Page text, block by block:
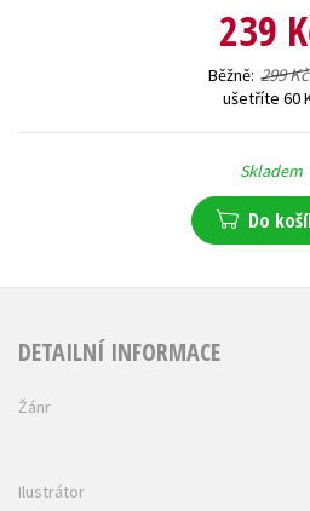
239
Běžně 299 Kč
ušetříte 60
Skladem
Do
DETAILNÍ INFORMACE
Žánr
Ilustrátor